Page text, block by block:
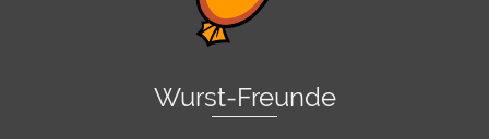
Wurst-Freunde